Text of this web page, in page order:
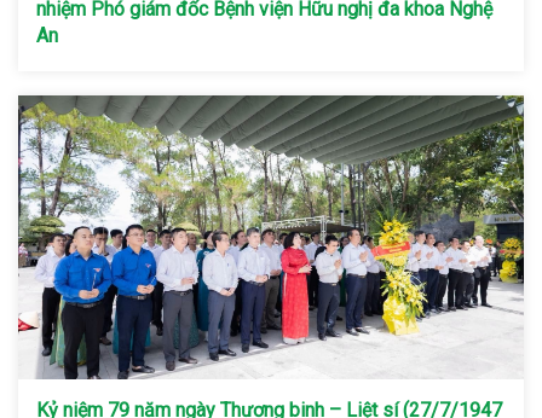
nhiệm Phó giám đốc Bệnh viện Hữu nghị đa khoa Nghệ
An
Kỷ niệm 79 năm ngày Thương binh – Liệt sí (27/7/1947